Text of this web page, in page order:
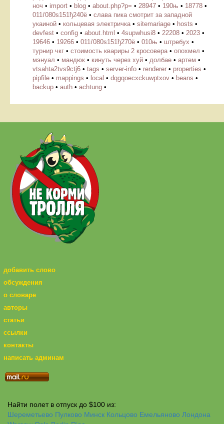
ноч • import • blog • about.php?p= • 28947 • 190њ • 18778 •
011ѓ080ѕ151ђ240ё • слава пика смотрит за западной
укаиной • кольцевая электричка • sitemariage • hosts •
devfest • config • about.html • 4supwhusi8 • 22208 • 2023 •
19646 • 19266 • 011ѓ080ѕ151ђ270ё • 010њ • штребух •
турнир чкг • стоимость квариры 2 кросовера • опохмел •
мэнуал • мандюк • кинуть через хуй • долбае • артем •
vtsahta2tvs9ctj6 • tags • server-info • renderer • properties •
pipfile • mappings • local • dqgqoecxckuwptxov • beans •
backup • auth • achtung •
добавить слово
обсуждения
о словаре
авторы
статьи
ссылки
контакты
написать админам
Найти полет в отпуск до $100 из:
Шереметьево Пулково Минск Кольцово Емельяново Лондона